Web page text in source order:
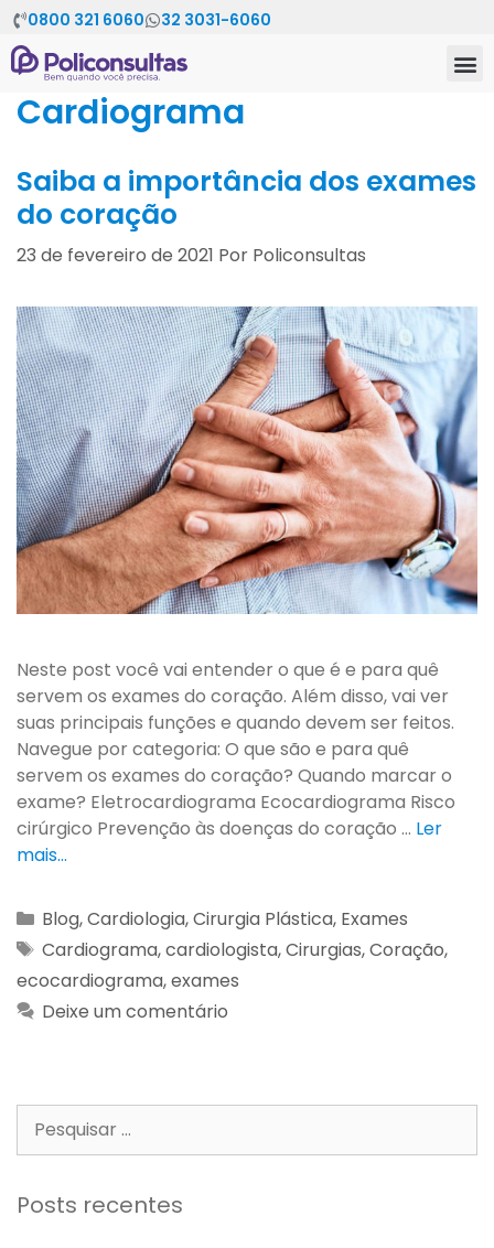
0800 321 6060 32 3031-6060
Cardiograma
Saiba a importância dos exames
do coração
23 de fevereiro de 2021 Por Policonsultas
Neste post você vai entender o que é e para quê
servem os exames do coração. Além disso, vai ver
suas principais funções e quando devem ser feitos.
Navegue por categoria: O que são e para quê
servem os exames do coração? Quando marcar o
exame? Eletrocardiograma Ecocardiograma Risco
cirúrgico Prevenção às doenças do coração … Ler
mais…
Blog,Cardiologia,Cirurgia Plástica, Exames
Cardiograma,cardiologista,Cirurgias,Coração,
ecocardiograma,exames
Deixe um comentário
Posts recentes